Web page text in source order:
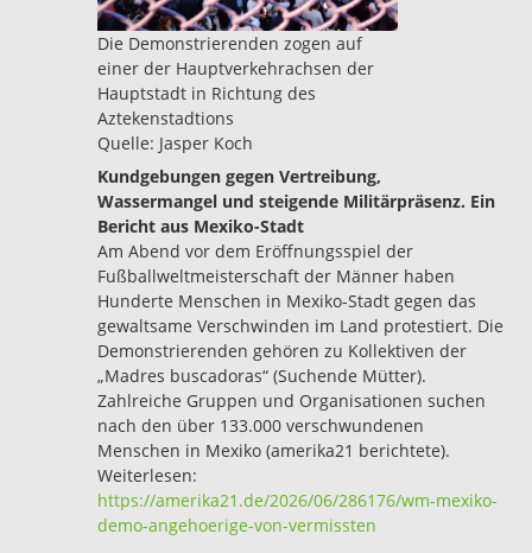
Die Demonstrierenden zogen auf
einer der Hauptverkehrachsen der
Hauptstadt in Richtung des
Aztekenstadtions
Quelle: Jasper Koch
Kundgebungen gegen Vertreibung,
Wassermangel und steigende Militärpräsenz. Ein
Bericht aus Mexiko-Stadt
Am Abend vor dem Eröffnungsspiel der
Fußballweltmeisterschaft der Männer haben
Hunderte Menschen in Mexiko-Stadt gegen das
gewaltsame Verschwinden im Land protestiert. Die
Demonstrierenden gehören zu Kollektiven der
„Madres buscadoras“ (Suchende Mütter).
Zahlreiche Gruppen und Organisationen suchen
nach den über 133.000 verschwundenen
Menschen in Mexiko (amerika21 berichtete).
Weiterlesen:
https://amerika21.de/2026/06/286176/wm-mexiko-
demo-angehoerige-von-vermissten